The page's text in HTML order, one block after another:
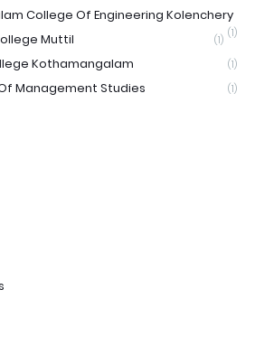
College Of Engineering Kolenchery
(1)
Muttil (1)
Kothamangalam (1)
Management Studies (1)